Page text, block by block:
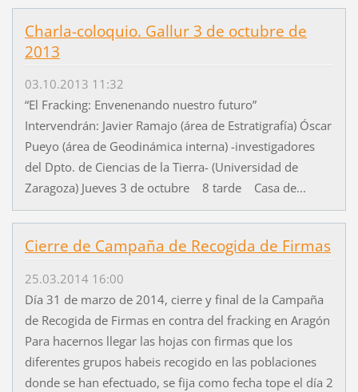
Charla-coloquio. Gallur 3 de octubre de
2013
03.10.2013 11:32
“El Fracking: Envenenando nuestro futuro”
Intervendrán: Javier Ramajo (área de Estratigrafía) Óscar
Pueyo (área de Geodinámica interna) -investigadores
del Dpto. de Ciencias de la Tierra- (Universidad de
Zaragoza) Jueves 3 de octubre 8 tarde Casa de...
Cierre de Campaña de Recogida de Firmas
25.03.2014 16:00
Día 31 de marzo de 2014, cierre y final de la Campaña
de Recogida de Firmas en contra del fracking en Aragón
Para hacernos llegar las hojas con firmas que los
diferentes grupos habeis recogido en las poblaciones
donde se han efectuado, se fija como fecha tope el día 2